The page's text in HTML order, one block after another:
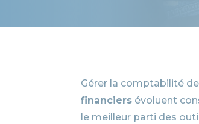
Gérer la comptabilité
financiers évoluent
le meilleur parti des